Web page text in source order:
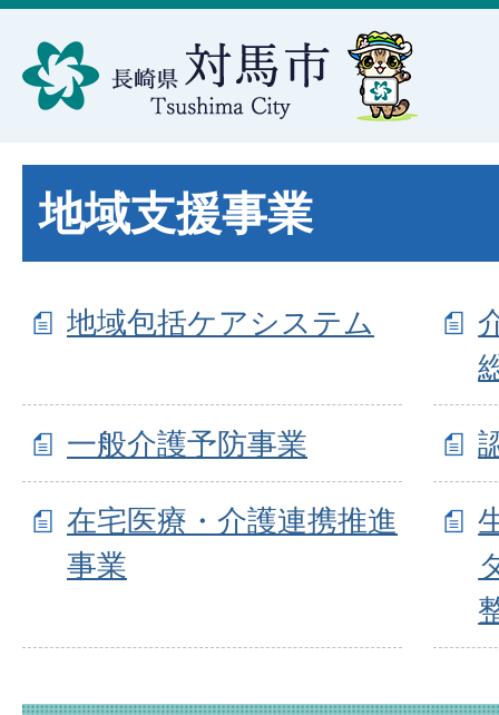
地域支援事業
地域包括ケアシステム
一般介護予防事業
在宅医療・介護連携推進
事業